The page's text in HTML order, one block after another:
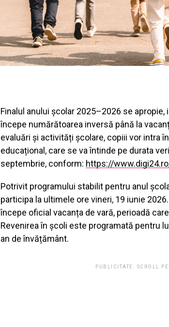
Finalul anului școlar 2025–2026 se
începe numărătoarea inversă până la
evaluări și activități școlare, copiii vor intra
educațional, care se va întinde pe durata
septembrie, conform: https://
Potrivit programului stabilit pentru anul
participa la ultimele ore vineri, 19 iunie
începe oficial vacanța de vară, perioadă
Revenirea în școli este programată pentru
an de învățământ.
PUBLICITATE. SCROLL